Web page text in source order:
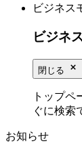
ビジネス
ビジネ
閉じる close_small
トップペ
ぐに検索
お知らせ